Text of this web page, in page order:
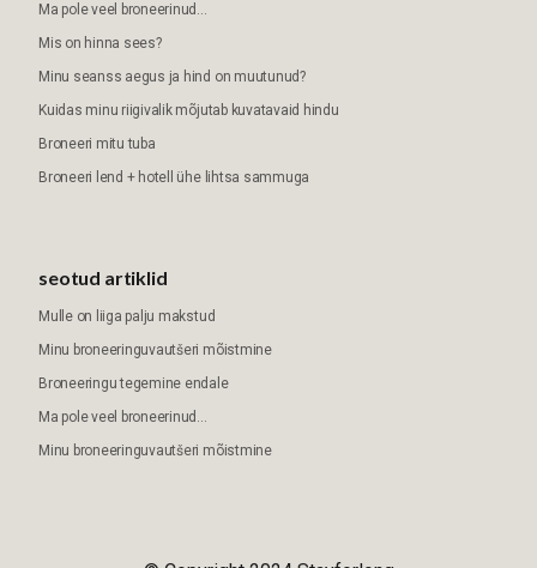
Ma pole veel broneerinud...
Mis on hinna sees?
Minu seanss aegus ja hind on muutunud?
Kuidas minu riigivalik mõjutab kuvatavaid hindu
Broneeri mitu tuba
Broneeri lend + hotell ühe lihtsa sammuga
seotud artiklid
Mulle on liiga palju makstud
Minu broneeringuvautšeri mõistmine
Broneeringu tegemine endale
Ma pole veel broneerinud...
Minu broneeringuvautšeri mõistmine